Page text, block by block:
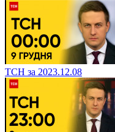
ТСН за 2023.12.08